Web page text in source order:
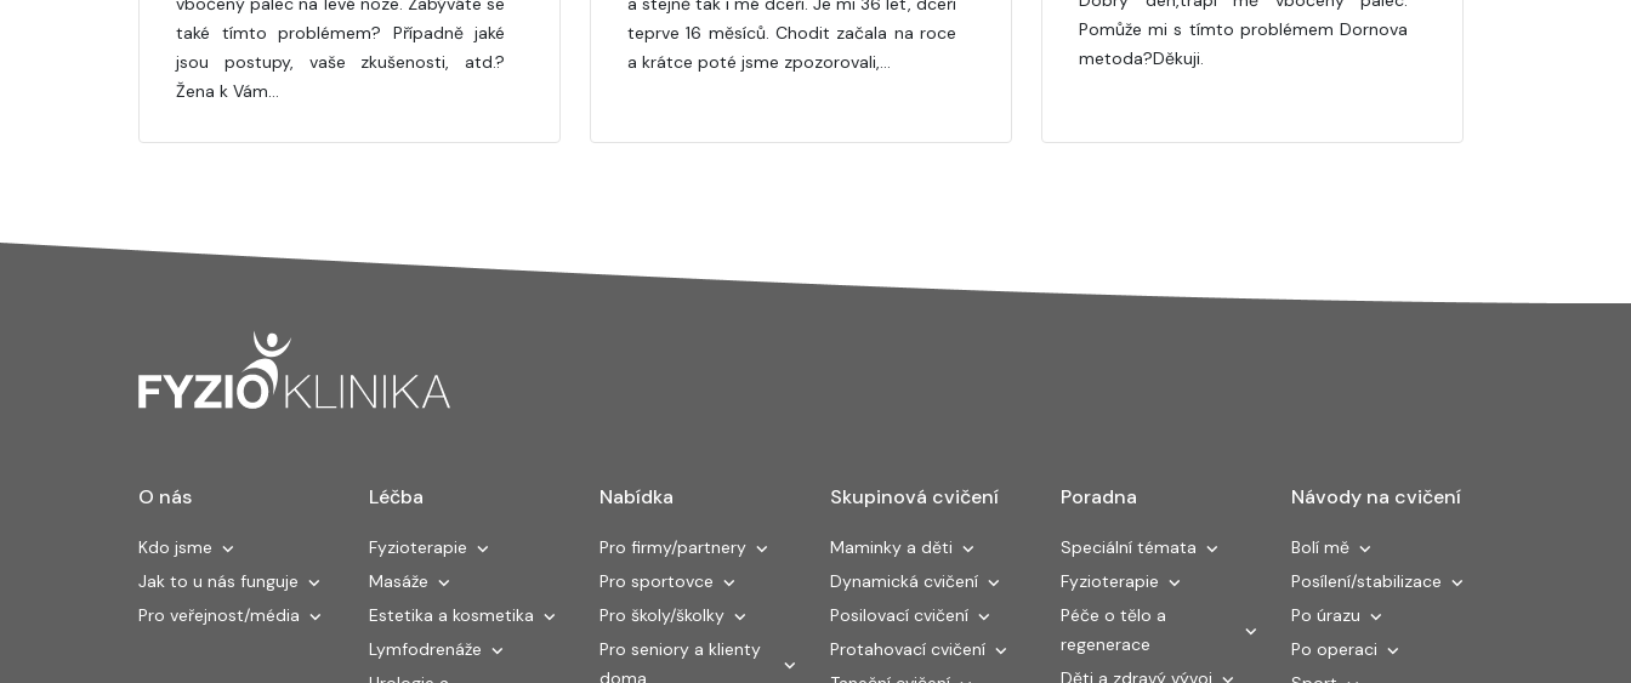
také tímto problémem? Případně jaké
jsou postupy, vaše zkušenosti, atd.?
Žena k Vám…
teprve 16 měsíců. Chodit začala na roce
a krátce poté jsme zpozorovali,…
Pomůže mi s tímto problémem Dornova
metoda?Děkuji.
O nás
Kdo jsme
Jak to u nás funguje
Pro veřejnost/média
Léčba
Fyzioterapie
Masáže
Estetika a kosmetika
Lymfodrenáže
Nabídka
Pro firmy/partnery
Pro sportovce
Pro školy/školky
Pro seniory a klienty
Skupinová cvičení
Maminky a děti
Dynamická cvičení
Posilovací cvičení
Protahovací cvičení
Poradna
Speciální témata
Fyzioterapie
Péče o tělo a
regenerace
Návody na cvičení
Bolí mě
Posílení/stabilizace
Po úrazu
Po operaci